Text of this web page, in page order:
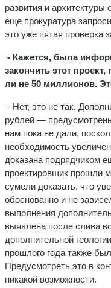
развития и архитектуры
еще прокуратура
это уже пятая проверка
- Кажется, была
закончить этот
ли не 50 миллионов.
- Нет, это не так.
рублей —
нам пока не дали,
необходимость
доказана подрядчиком
проектировщик прошли
сумели доказать, что
обоснованно и не
выполнения
выявлена после слива
дополнительной
прошлого года также
Предусмотреть это в
никакой возможности.